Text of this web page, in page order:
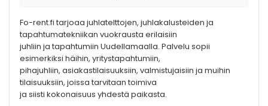
Fo-rent.fi tarjoaa juhlatelttojen, juhlakalusteiden ja
tapahtumatekniikan vuokrausta erilaisiin
juhliin ja tapahtumiin Uudellamaalla. Palvelu sopii
esimerkiksi häihin, yritystapahtumiin,
pihajuhliin, asiakastilaisuuksiin, valmistujaisiin ja muihin
tilaisuuksiin, joissa tarvitaan toimiva
ja siisti kokonaisuus yhdestä paikasta.